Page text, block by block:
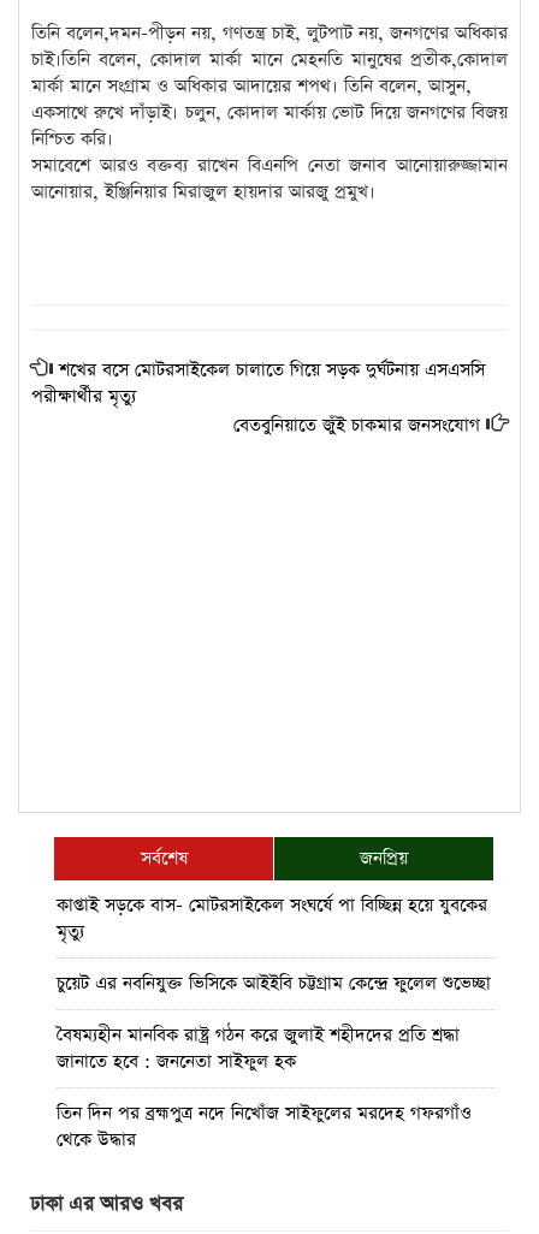
তিনি বলেন,দমন-পীড়ন নয়, গণতন্ত্র চাই, লুটপাট নয়, জনগণের অধিকার
চাই।তিনি বলেন, কোদাল মার্কা মানে মেহনতি মানুষের প্রতীক,কোদাল
মার্কা মানে সংগ্রাম ও অধিকার আদায়ের শপথ। তিনি বলেন, আসুন,
একসাথে রুখে দাঁড়াই। চলুন, কোদাল মার্কায় ভোট দিয়ে জনগণের বিজয়
নিশ্চিত করি।
সমাবেশে আরও বক্তব্য রাখেন বিএনপি নেতা জনাব আনোয়ারুজ্জামান
আনোয়ার, ইঞ্জিনিয়ার মিরাজুল হায়দার আরজু প্রমুখ।
শখের বসে মোটরসাইকেল চালাতে গিয়ে সড়ক দুর্ঘটনায় এসএসসি
পরীক্ষার্থীর মৃত্যু
বেতবুনিয়াতে জুঁই চাকমার জনসংযোগ
সর্বশেষ
জনপ্রিয়
কাপ্তাই সড়কে বাস- মোটরসাইকেল সংঘর্ষে পা বিচ্ছিন্ন হয়ে যুবকের
মৃত্যু
চুয়েট এর নবনিযুক্ত ভিসিকে আইইবি চট্টগ্রাম কেন্দ্রে ফুলেল শুভেচ্ছা
বৈষম্যহীন মানবিক রাষ্ট্র গঠন করে জুলাই শহীদদের প্রতি শ্রদ্ধা
জানাতে হবে : জননেতা সাইফুল হক
তিন দিন পর ব্রহ্মপুত্র নদে নিখোঁজ সাইফুলের মরদেহ গফরগাঁও
থেকে উদ্ধার
ব্রহ্মপুত্র নদে নিখোঁজ কৃষকের সন্ধান মেলেনি
ঢাকা এর আরও খবর